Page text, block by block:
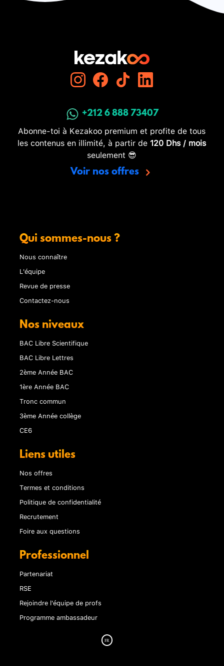
+212 6 888 73407
Abonne-toi à Kezakoo premium et profite de tous
les contenus en illimité, à partir de 120 Dhs / mois
seulement 😎
Voir nos offres
Qui sommes-nous ?
Nous connaître
L'équipe
Revue de presse
Contactez-nous
Nos niveaux
BAC Libre Scientifique
BAC Libre Lettres
2ème Année BAC
1ère Année BAC
Tronc commun
3ème Année collège
CE6
Liens utiles
Nos offres
Termes et conditions
Politique de confidentialité
Recrutement
Foire aux questions
Professionnel
Partenariat
RSE
Rejoindre l'équipe de profs
Programme ambassadeur